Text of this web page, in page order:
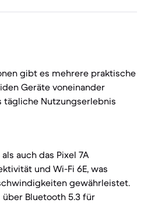
gibt es mehrere praktische
Geräte voneinander
tägliche Nutzungserlebnis
auch das Pixel 7A
und Wi-Fi 6E, was
gewährleistet.
Bluetooth 5.3 für